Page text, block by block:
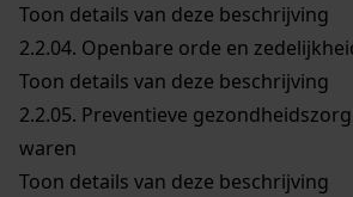
Toon details van deze beschrijving
2.2.04. Openbare orde en
Toon details van deze beschrijving
2.2.05. Preventieve
waren
Toon details van deze beschrijving